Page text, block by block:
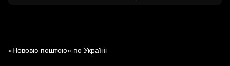
«Нововю поштою» по Україні